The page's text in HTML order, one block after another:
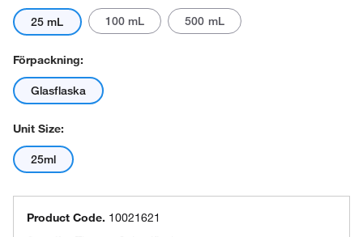
25 mL 100 mL 500 mL
Förpackning:
Glasflaska
Unit Size:
25ml
Product Code. 10021621